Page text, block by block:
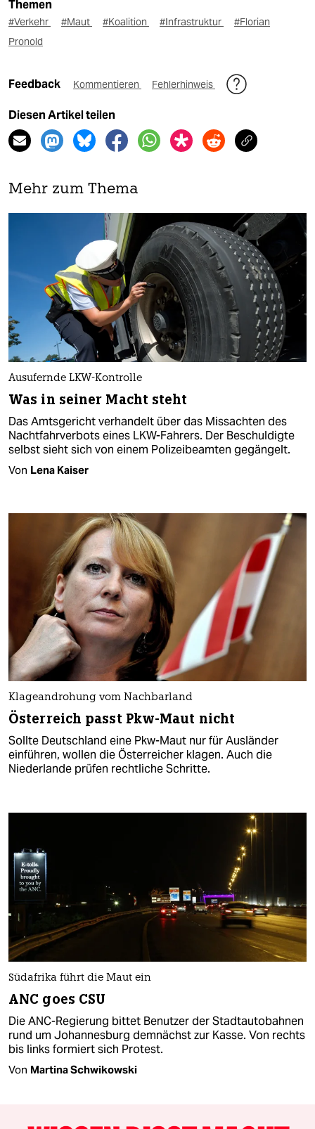
Themen
#Verkehr #Maut #Koalition #Infrastruktur
#Florian
Pronold
Feedback Kommentieren Fehlerhinweis
Diesen Artikel teilen
Mehr zum Thema
Ausufernde LKW-Kontrolle
Was in seiner Macht steht
Das Amtsgericht verhandelt über das Missachten des
Nachtfahrverbots eines LKW-Fahrers. Der Beschuldigte
selbst sieht sich von einem Polizeibeamten gegängelt.
Von Lena Kaiser
Klageandrohung vom Nachbarland
Österreich passt Pkw-Maut nicht
Sollte Deutschland eine Pkw-Maut nur für Ausländer
einführen, wollen die Österreicher klagen. Auch die
Niederlande prüfen rechtliche Schritte.
Südafrika führt die Maut ein
ANC goes CSU
Die ANC-Regierung bittet Benutzer der Stadtautobahnen
rund um Johannesburg demnächst zur Kasse. Von rechts
bis links formiert sich Protest.
Von Martina Schwikowski